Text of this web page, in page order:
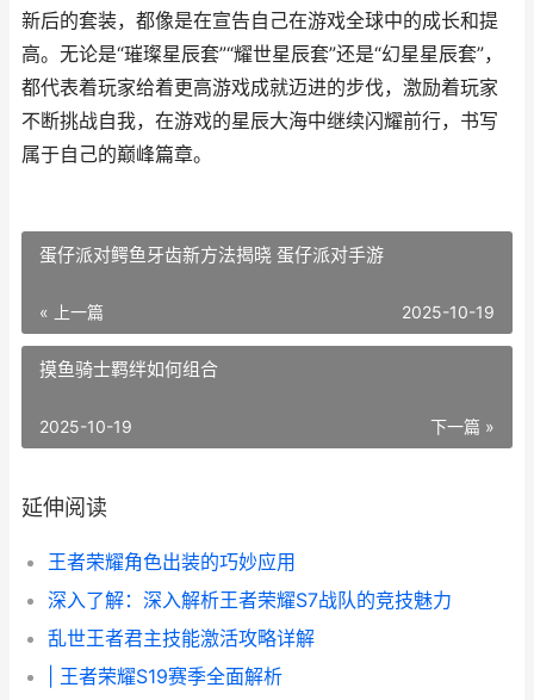
新后的套装，都像是在宣告自己在游戏全球中的成长和提
高。无论是“璀璨星辰套”“耀世星辰套”还是“幻星星辰套”，
都代表着玩家给着更高游戏成就迈进的步伐，激励着玩家
不断挑战自我，在游戏的星辰大海中继续闪耀前行，书写
属于自己的巅峰篇章。
蛋仔派对鳄鱼牙齿新方法揭晓 蛋仔派对手游
« 上一篇 2025-10-19
摸鱼骑士羁绊如何组合
下一篇 »
2025-10-19
延伸阅读
王者荣耀角色出装的巧妙应用
深入了解：深入解析王者荣耀S7战队的竞技魅力
乱世王者君主技能激活攻略详解
| 王者荣耀S19赛季全面解析